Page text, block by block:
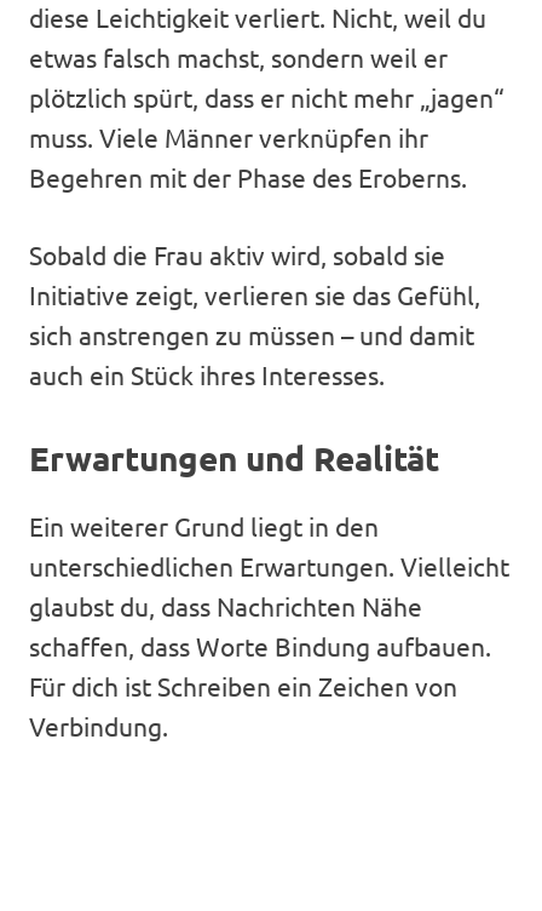
diese Leichtigkeit verliert. Nicht, weil du
etwas falsch machst, sondern weil er
plötzlich spürt, dass er nicht mehr „jagen“
muss. Viele Männer verknüpfen ihr
Begehren mit der Phase des Eroberns.
Sobald die Frau aktiv wird, sobald sie
Initiative zeigt, verlieren sie das Gefühl,
sich anstrengen zu müssen – und damit
auch ein Stück ihres Interesses.
Erwartungen und Realität
Ein weiterer Grund liegt in den
unterschiedlichen Erwartungen. Vielleicht
glaubst du, dass Nachrichten Nähe
schaffen, dass Worte Bindung aufbauen.
Für dich ist Schreiben ein Zeichen von
Verbindung.